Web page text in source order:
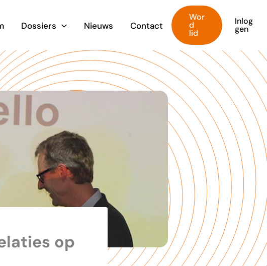
Dossiers Nieuws Contact
Wor
d
lid
Inlog
gen
op